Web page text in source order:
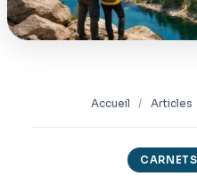
CULTURE
Accueil / Articles